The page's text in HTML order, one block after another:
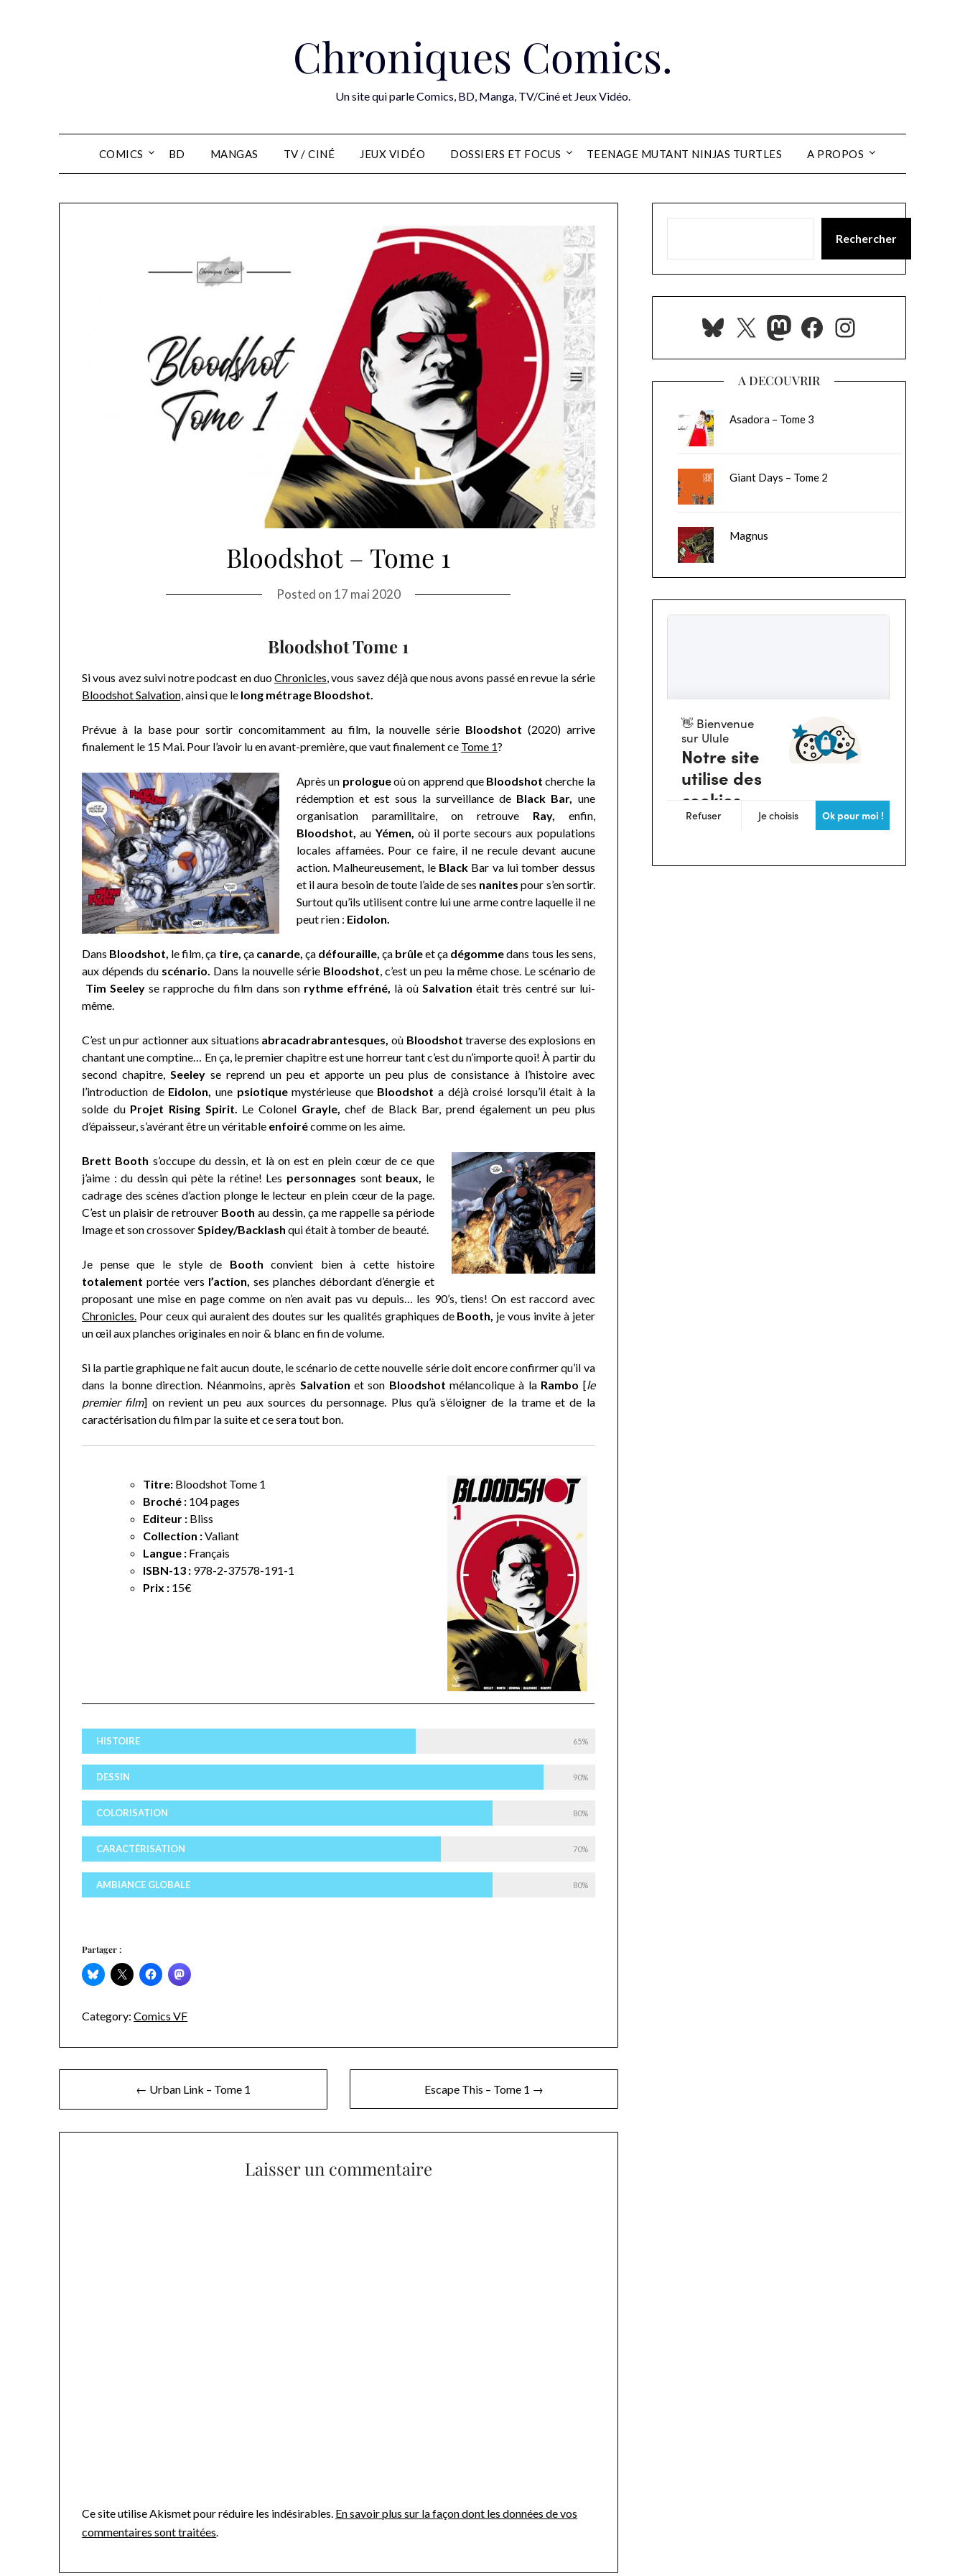
Chroniques Comics.
Un site qui parle Comics, BD, Manga, TV/Ciné et Jeux Vidéo.
COMICS BD MANGAS TV / CINÉ JEUX VIDÉO DOSSIERS ET FOCUS TEENAGE MUTANT NINJAS TURTLES A PROPOS
Bloodshot – Tome 1
Posted on 17 mai 2020
Bloodshot Tome 1
Si vous avez suivi notre podcast en duoChronicles , vous savez déjà que nous avons passé en revue la série
Bloodshot Salvation, ainsi que le long métrage Bloodshot.
Prévue à la base pour sortir concomitamment au film, la nouvelle série Bloodshot (2020) arrive
finalement le 15 Mai. Pour l’avoir lu en avant-première, que vaut finalement ce Tome 1?
Après un prologueoù on apprend que Bloodshot cherche la
rédemption et est sous la surveillance de Black Bar, une
organisation paramilitaire, on retrouve Ray,
enfin,
Bloodshot, au Yémen, où il porte secours aux populations
locales affamées. Pour ce faire, il ne recule devant aucune
action. Malheureusement, le Black Bar va lui tomber dessus
et il aura besoin de toute l’aide de ses nanites pour s’en sortir.
Surtout qu’ils utilisent contre lui une arme contre laquelle il ne
peut rien : Eidolon.
Dans Bloodshot, le film, ça tire, ça canarde, ça défouraille, ça brûleet ça dégommedans tous les sens,
aux dépends du scénario. Dans la nouvelle série Bloodshot , c’est un peu la même chose. Le scénario de
Tim Seeley se rapproche du film dans son rythme effréné, là où Salvation était très centré sur lui-
même.
C’est un pur actionner aux situations abracadrabrantesques, où Bloodshot traverse des explosions en
chantant une comptine… En ça, le premier chapitre est une horreur tant c’est du n’importe quoi! À partir du
second chapitre, Seeley se reprend un peu et apporte un peu plus de consistance à l’histoire avec
l’introduction de Eidolon, une psiotiquemystérieuse que Bloodshot a déjà croisé lorsqu’il était à la
solde du Projet Rising Spirit. Le Colonel Grayle, chef de Black Bar, prend également un peu plus
d’épaisseur, s’avérant être un véritable enfoirécomme on les aime.
Brett Booth s’occupe du dessin, et là on est en plein cœur de ce que
j’aime : du dessin qui pète la rétine! Les personnages sont beaux,
le
cadrage des scènes d’action plonge le lecteur en plein cœur de la page.
C’est un plaisir de retrouver Booth au dessin, ça me rappelle sa période
Image et son crossover Spidey/Backlash qui était à tomber de beauté.
Je pense que le style de Booth convient bien à cette histoire
totalement portée vers l’action, ses planches débordant d’énergie et
proposant une mise en page comme on n’en avait pas vu depuis… les 90’s, tiens! On est raccord avec
Chronicles. Pour ceux qui auraient des doutes sur les qualités graphiques de Booth, je vous invite à jeter
un œil aux planches originales en noir & blanc en fin de volume.
Si la partie graphique ne fait aucun doute, le scénario de cette nouvelle série doit encore confirmer qu’il va
dans la bonne direction. Néanmoins, après Salvation et son Bloodshot mélancolique à la Rambo [le
premier film] on revient un peu aux sources du personnage. Plus qu’à s’éloigner de la trame et de la
caractérisation du film par la suite et ce sera tout bon.
Titre: Bloodshot Tome 1
Broché : 104 pages
Editeur : Bliss
Collection :Valiant
Langue : Français
ISBN-13 : 978-2-37578-191-1
Prix : 15€
HISTOIRE 65%
DESSIN 90%
COLORISATION 80%
CARACTÉRISATION 70%
AMBIANCE GLOBALE 80%
Partager :
Category: Comics VF
de
l’article
← Urban Link – Tome 1 Escape This – Tome 1 →
Laisser un commentaire
Ce site utilise Akismet pour réduire les indésirables. En savoir plus sur la façon dont les données de vos
commentaires sont traitées.
Rechercher
Bluesky
X Mastodon
Facebook
Instagram
A DECOUVRIR
Asadora – Tome 3
Giant Days – Tome 2
Magnus